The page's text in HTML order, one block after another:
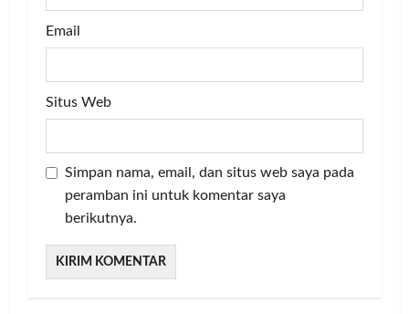
Email
Situs Web
Simpan nama, email, dan situs web saya pada
peramban ini untuk komentar saya
berikutnya.